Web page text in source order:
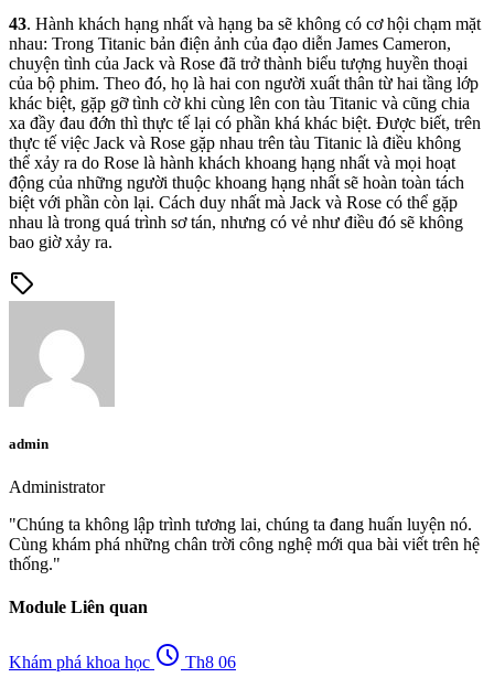
43. Hành khách hạng nhất và hạng ba sẽ không có cơ hội chạm mặt
nhau: Trong Titanic bản điện ảnh của đạo diễn James Cameron,
chuyện tình của Jack và Rose đã trở thành biểu tượng huyền thoại
của bộ phim. Theo đó, họ là hai con người xuất thân từ hai tầng lớp
khác biệt, gặp gỡ tình cờ khi cùng lên con tàu Titanic và cũng chia
xa đầy đau đớn thì thực tế lại có phần khá khác biệt. Được biết, trên
thực tế việc Jack và Rose gặp nhau trên tàu Titanic là điều không
thể xảy ra do Rose là hành khách khoang hạng nhất và mọi hoạt
động của những người thuộc khoang hạng nhất sẽ hoàn toàn tách
biệt với phần còn lại. Cách duy nhất mà Jack và Rose có thể gặp
nhau là trong quá trình sơ tán, nhưng có vẻ như điều đó sẽ không
bao giờ xảy ra.
sell
admin
Administrator
"Chúng ta không lập trình tương lai, chúng ta đang huấn luyện nó.
Cùng khám phá những chân trời công nghệ mới qua bài viết trên hệ
thống."
Module Liên quan
Khám phá khoa học schedule Th8 06